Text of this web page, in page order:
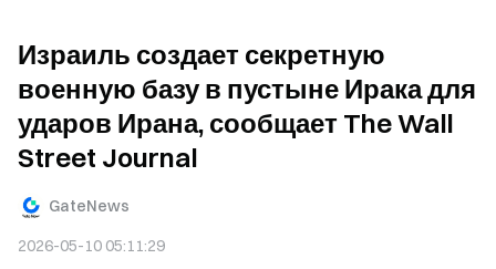
Израиль создает секретную
военную базу в пустыне Ирака для
ударов Ирана, сообщает The Wall
Street Journal
GateNews
2026-05-10 05:11:29